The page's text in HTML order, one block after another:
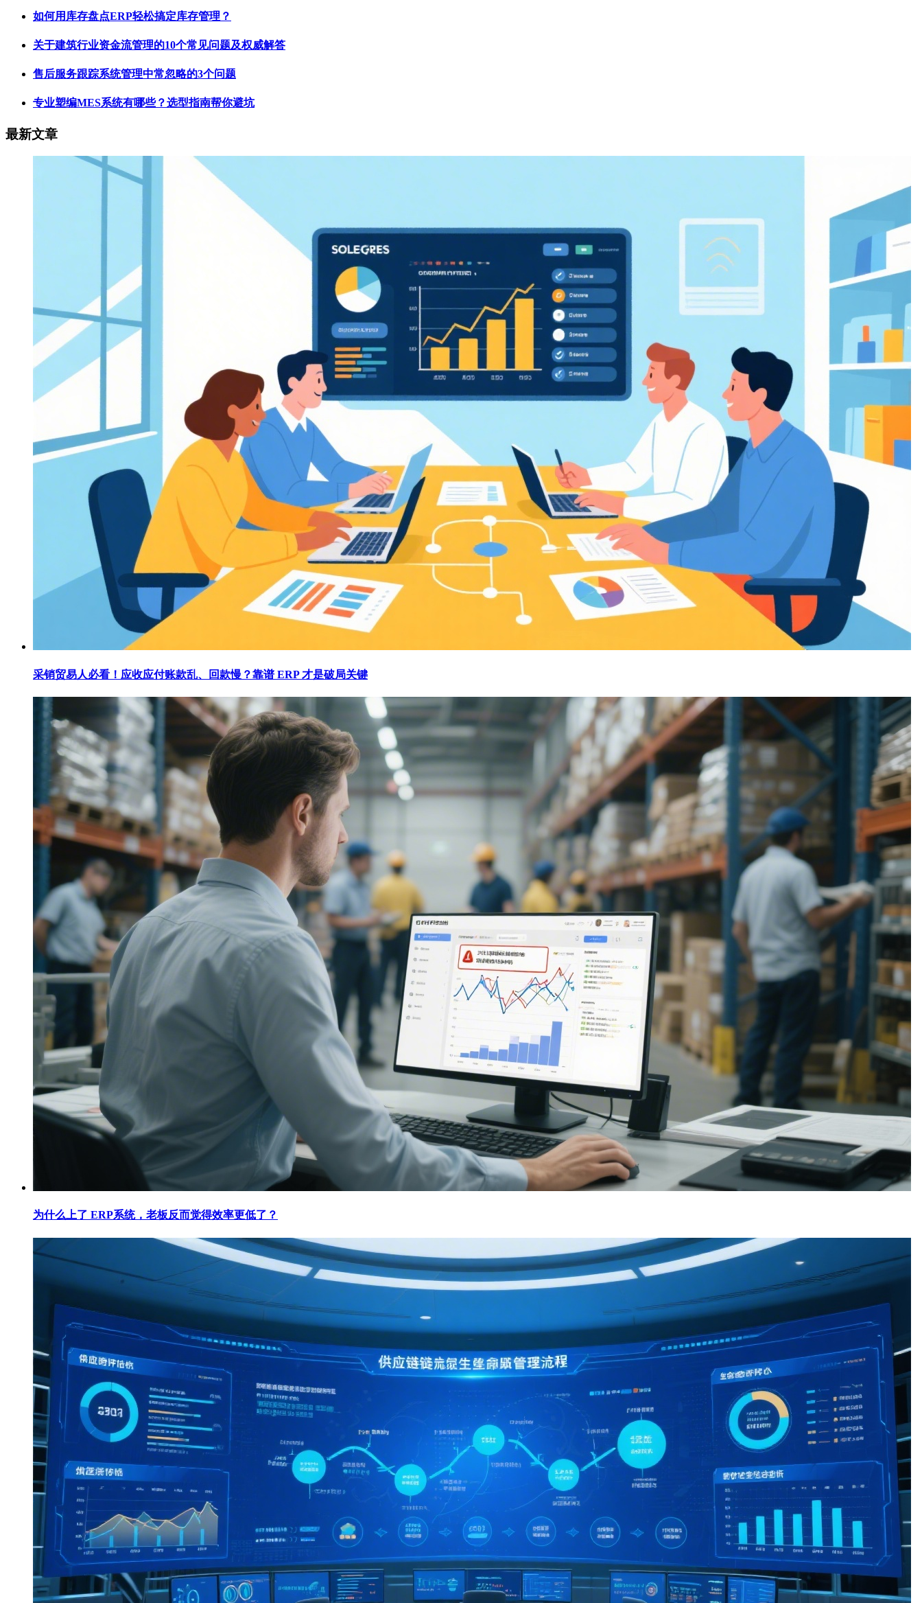
如何用库存盘点ERP轻松搞定库存管理？
关于建筑行业资金流管理的10个常见问题及权威解答
售后服务跟踪系统管理中常忽略的3个问题
专业塑编MES系统有哪些？选型指南帮你避坑
最新文章
采销贸易人必看！应收应付账款乱、回款慢？靠谱 ERP 才是破局关键
为什么上了 ERP系统，老板反而觉得效率更低了？